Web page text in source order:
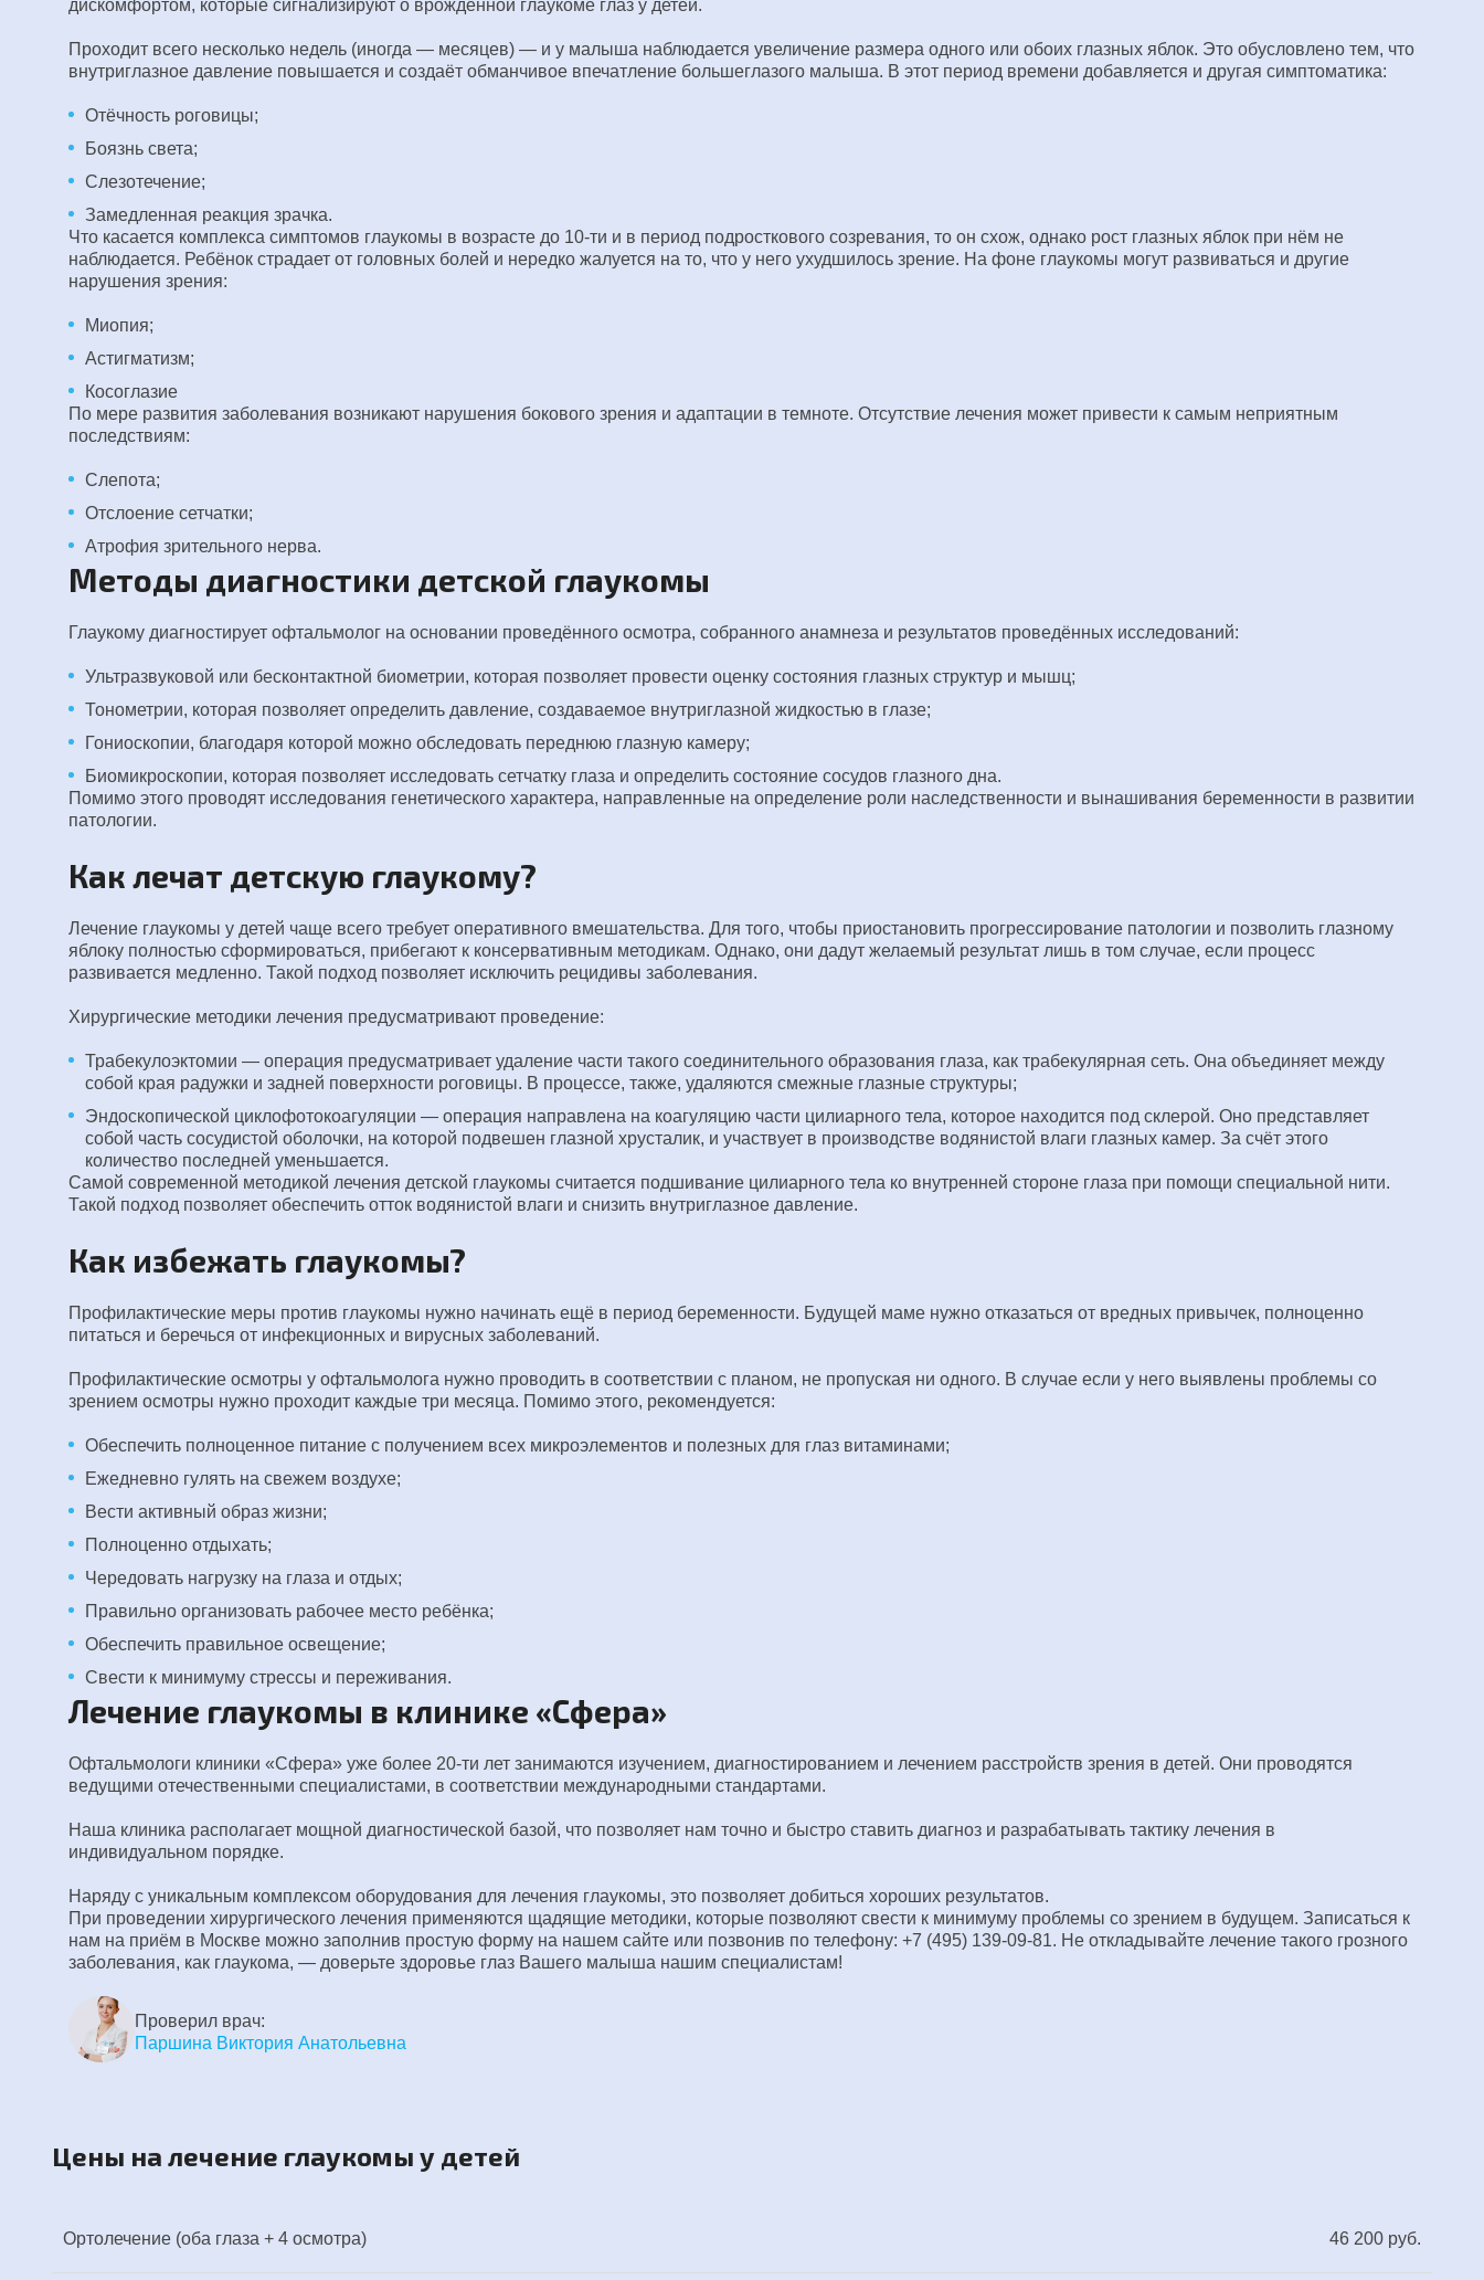
дискомфортом, которые сигнализируют о врождённой глаукоме глаз у детей.
Проходит всего несколько недель (иногда — месяцев) — и у малыша наблюдается увеличение размера одного или обоих глазных яблок. Это обусловлено тем, что
внутриглазное давление повышается и создаёт обманчивое впечатление большеглазого малыша. В этот период времени добавляется и другая симптоматика:
Отёчность роговицы;
Боязнь света;
Слезотечение;
Замедленная реакция зрачка.
Что касается комплекса симптомов глаукомы в возрасте до 10-ти и в период подросткового созревания, то он схож, однако рост глазных яблок при нём не
наблюдается. Ребёнок страдает от головных болей и нередко жалуется на то, что у него ухудшилось зрение. На фоне глаукомы могут развиваться и другие
нарушения зрения:
Миопия;
Астигматизм;
Косоглазие
По мере развития заболевания возникают нарушения бокового зрения и адаптации в темноте. Отсутствие лечения может привести к самым неприятным
последствиям:
Слепота;
Отслоение сетчатки;
Атрофия зрительного нерва.
Методы диагностики детской глаукомы
Глаукому диагностирует офтальмолог на основании проведённого осмотра, собранного анамнеза и результатов проведённых исследований:
Ультразвуковой или бесконтактной биометрии, которая позволяет провести оценку состояния глазных структур и мышц;
Тонометрии, которая позволяет определить давление, создаваемое внутриглазной жидкостью в глазе;
Гониоскопии, благодаря которой можно обследовать переднюю глазную камеру;
Биомикроскопии, которая позволяет исследовать сетчатку глаза и определить состояние сосудов глазного дна.
Помимо этого проводят исследования генетического характера, направленные на определение роли наследственности и вынашивания беременности в развитии
патологии.
Как лечат детскую глаукому?
Лечение глаукомы у детей чаще всего требует оперативного вмешательства. Для того, чтобы приостановить прогрессирование патологии и позволить глазному
яблоку полностью сформироваться, прибегают к консервативным методикам. Однако, они дадут желаемый результат лишь в том случае, если процесс
развивается медленно. Такой подход позволяет исключить рецидивы заболевания.
Хирургические методики лечения предусматривают проведение:
Трабекулоэктомии — операция предусматривает удаление части такого соединительного образования глаза, как трабекулярная сеть. Она объединяет между
собой края радужки и задней поверхности роговицы. В процессе, также, удаляются смежные глазные структуры;
Эндоскопической циклофотокоагуляции — операция направлена на коагуляцию части цилиарного тела, которое находится под склерой. Оно представляет
собой часть сосудистой оболочки, на которой подвешен глазной хрусталик, и участвует в производстве водянистой влаги глазных камер. За счёт этого
количество последней уменьшается.
Самой современной методикой лечения детской глаукомы считается подшивание цилиарного тела ко внутренней стороне глаза при помощи специальной нити.
Такой подход позволяет обеспечить отток водянистой влаги и снизить внутриглазное давление.
Как избежать глаукомы?
Профилактические меры против глаукомы нужно начинать ещё в период беременности. Будущей маме нужно отказаться от вредных привычек, полноценно
питаться и беречься от инфекционных и вирусных заболеваний.
Профилактические осмотры у офтальмолога нужно проводить в соответствии с планом, не пропуская ни одного. В случае если у него выявлены проблемы со
зрением осмотры нужно проходит каждые три месяца. Помимо этого, рекомендуется:
Обеспечить полноценное питание с получением всех микроэлементов и полезных для глаз витаминами;
Ежедневно гулять на свежем воздухе;
Вести активный образ жизни;
Полноценно отдыхать;
Чередовать нагрузку на глаза и отдых;
Правильно организовать рабочее место ребёнка;
Обеспечить правильное освещение;
Свести к минимуму стрессы и переживания.
Лечение глаукомы в клинике «Сфера»
Офтальмологи клиники «Сфера» уже более 20-ти лет занимаются изучением, диагностированием и лечением расстройств зрения в детей. Они проводятся
ведущими отечественными специалистами, в соответствии международными стандартами.
Наша клиника располагает мощной диагностической базой, что позволяет нам точно и быстро ставить диагноз и разрабатывать тактику лечения в
индивидуальном порядке.
Наряду с уникальным комплексом оборудования для лечения глаукомы, это позволяет добиться хороших результатов.
При проведении хирургического лечения применяются щадящие методики, которые позволяют свести к минимуму проблемы со зрением в будущем. Записаться к
нам на приём в Москве можно заполнив простую форму на нашем сайте или позвонив по телефону: +7 (495) 139-09-81. Не откладывайте лечение такого грозного
заболевания, как глаукома, — доверьте здоровье глаз Вашего малыша нашим специалистам!
Проверил врач:
Паршина Виктория Анатольевна
Цены на лечение глаукомы у детей
Ортолечение (оба глаза + 4 осмотра) 46 200 руб.